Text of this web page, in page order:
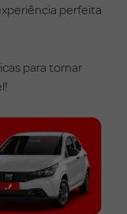
perfeita
para tornar